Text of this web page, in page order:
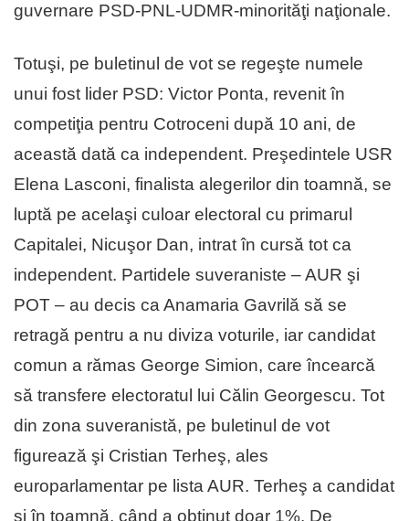
guvernare PSD-PNL-UDMR-minorităţi naţionale.
Totuşi, pe buletinul de vot se regeşte numele
unui fost lider PSD: Victor Ponta, revenit în
competiţia pentru Cotroceni după 10 ani, de
această dată ca independent. Preşedintele USR
Elena Lasconi, finalista alegerilor din toamnă, se
luptă pe acelaşi culoar electoral cu primarul
Capitalei, Nicuşor Dan, intrat în cursă tot ca
independent. Partidele suveraniste – AUR şi
POT – au decis ca Anamaria Gavrilă să se
retragă pentru a nu diviza voturile, iar candidat
comun a rămas George Simion, care încearcă
să transfere electoratul lui Călin Georgescu. Tot
din zona suveranistă, pe buletinul de vot
figurează şi Cristian Terheş, ales
europarlamentar pe lista AUR. Terheş a candidat
şi în toamnă, când a obţinut doar 1%. De